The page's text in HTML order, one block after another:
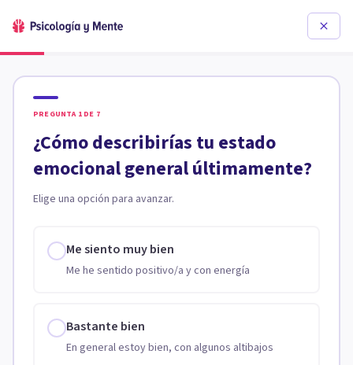
PREGUNTA 1 DE 7
¿Cómo describirías tu estado
emocional general últimamente?
Elige una opción para avanzar.
Me siento muy bien
Me he sentido positivo/a y con energía
Bastante bien
En general estoy bien, con algunos altibajos